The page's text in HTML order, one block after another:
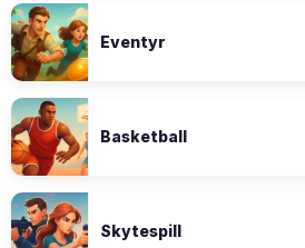
Eventyr
Basketball
Skytespill